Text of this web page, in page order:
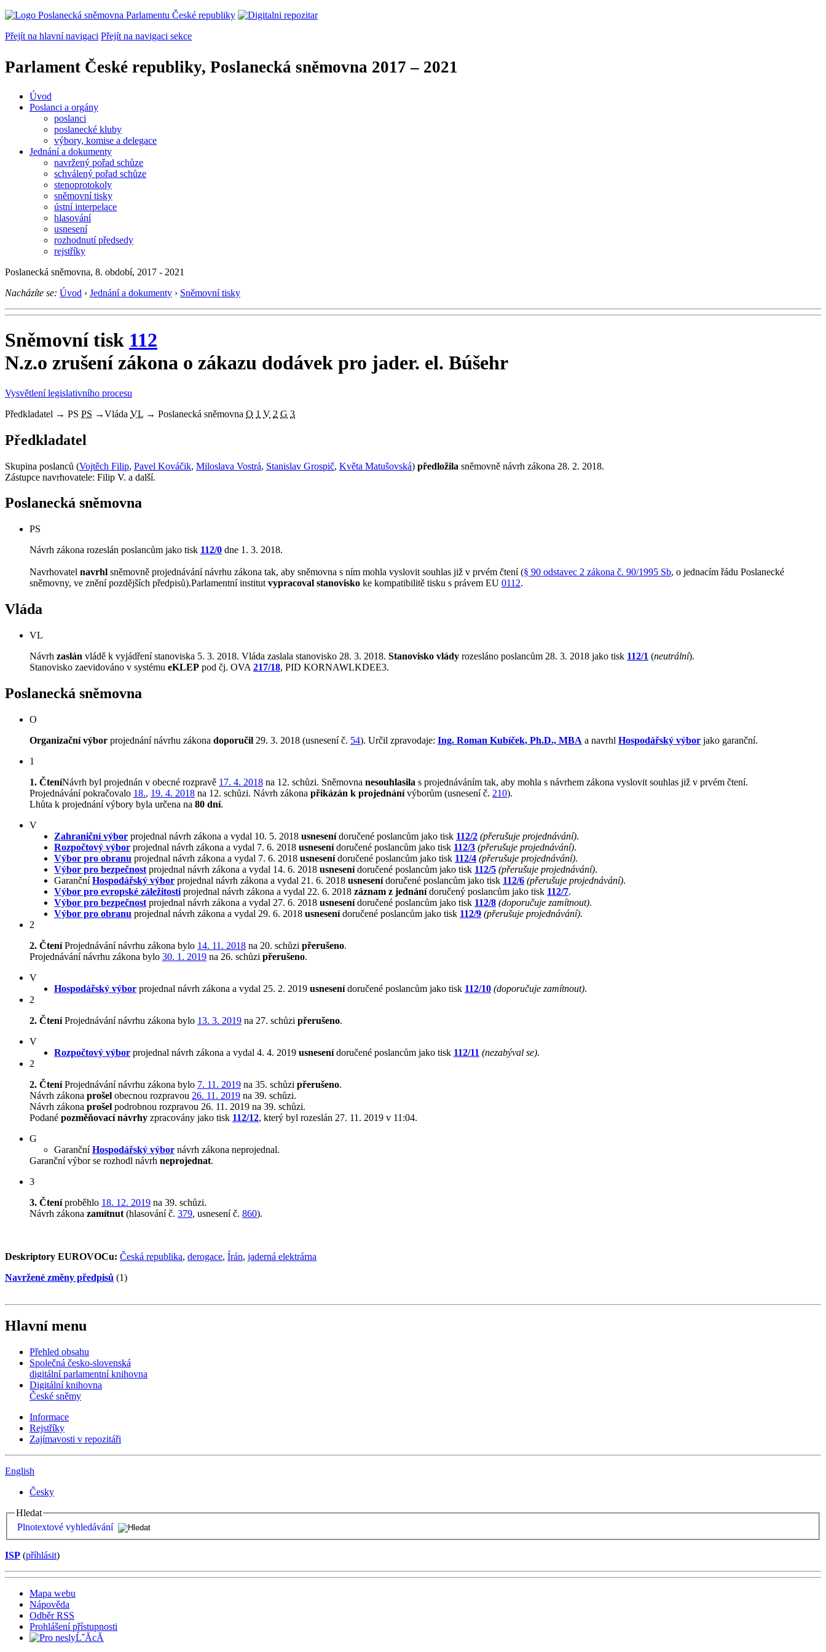
Přejít na hlavní navigaci Přejít na navigaci sekce
Parlament České republiky, Poslanecká sněmovna 2017 – 2021
Úvod
Poslanci a orgány
poslanci
poslanecké kluby
výbory, komise a delegace
Jednání a dokumenty
navržený pořad schůze
schválený pořad schůze
stenoprotokoly
sněmovní tisky
ústní interpelace
hlasování
usnesení
rozhodnutí předsedy
rejstříky
Poslanecká sněmovna, 8. období, 2017 - 2021
Nacházíte se: Úvod › Jednání a dokumenty › Sněmovní tisky
Sněmovní tisk 112
N.z.o zrušení zákona o zákazu dodávek pro jader. el. Búšehr
Vysvětlení legislativního procesu
Předkladatel → PS PS →Vláda VL → Poslanecká sněmovna O 1 V 2 G 3
Předkladatel
Skupina poslanců (Vojtěch Filip, Pavel Kováčik, Miloslava Vostrá, Stanislav Grospič, Květa Matušovská) předložila sněmovně návrh zákona 28. 2. 2018.
Zástupce navrhovatele: Filip V. a další.
Poslanecká sněmovna
PS
Návrh zákona rozeslán poslancům jako tisk 112/0 dne 1. 3. 2018.
Navrhovatel navrhl sněmovně projednávání návrhu zákona tak, aby sněmovna s ním mohla vyslovit souhlas již v prvém čtení (§ 90 odstavec 2 zákona č. 90/1995 Sb, o jednacím řádu Poslanecké
sněmovny, ve znění pozdějších předpisů).Parlamentní institut vypracoval stanovisko ke kompatibilitě tisku s právem EU 0112.
Vláda
VL
Návrh zaslán vládě k vyjádření stanoviska 5. 3. 2018. Vláda zaslala stanovisko 28. 3. 2018. Stanovisko vlády rozesláno poslancům 28. 3. 2018 jako tisk 112/1 (neutrální).
Stanovisko zaevidováno v systému eKLEP pod čj. OVA 217/18, PID KORNAWLKDEE3.
Poslanecká sněmovna
O
Organizační výbor projednání návrhu zákona doporučil 29. 3. 2018 (usnesení č. 54). Určil zpravodaje: Ing. Roman Kubíček, Ph.D., MBA a navrhl Hospodářský výbor jako garanční.
1
1. ČteníNávrh byl projednán v obecné rozpravě 17. 4. 2018 na 12. schůzi. Sněmovna nesouhlasila s projednáváním tak, aby mohla s návrhem zákona vyslovit souhlas již v prvém čtení.
Projednávání pokračovalo 18., 19. 4. 2018 na 12. schůzi. Návrh zákona přikázán k projednánívýborům (usnesení č. 210).
Lhůta k projednání výbory byla určena na 80 dní.
V
Zahraniční výbor projednal návrh zákona a vydal 10. 5. 2018 usnesenídoručené poslancům jako tisk 112/2 (přerušuje projednávání).
Rozpočtový výbor projednal návrh zákona a vydal 7. 6. 2018 usnesenídoručené poslancům jako tisk 112/3 (přerušuje projednávání).
Výbor pro obranu projednal návrh zákona a vydal 7. 6. 2018 usnesenídoručené poslancům jako tisk 112/4 (přerušuje projednávání).
Výbor pro bezpečnost projednal návrh zákona a vydal 14. 6. 2018 usnesenídoručené poslancům jako tisk 112/5 (přerušuje projednávání).
GarančníHospodářský výbor projednal návrh zákona a vydal 21. 6. 2018 usnesenídoručené poslancům jako tisk 112/6 (přerušuje projednávání).
Výbor pro evropské záležitosti projednal návrh zákona a vydal 22. 6. 2018 záznam z jednánídoručený poslancům jako tisk 112/7.
Výbor pro bezpečnost projednal návrh zákona a vydal 27. 6. 2018 usnesenídoručené poslancům jako tisk 112/8 (doporučuje zamítnout).
Výbor pro obranu projednal návrh zákona a vydal 29. 6. 2018 usnesenídoručené poslancům jako tisk 112/9 (přerušuje projednávání).
2
2. ČteníProjednávání návrhu zákona bylo 14. 11. 2018 na 20. schůzi přerušeno.
Projednávání návrhu zákona bylo 30. 1. 2019 na 26. schůzi přerušeno.
V
Hospodářský výbor projednal návrh zákona a vydal 25. 2. 2019 usnesenídoručené poslancům jako tisk 112/10 (doporučuje zamítnout).
2
2. ČteníProjednávání návrhu zákona bylo 13. 3. 2019 na 27. schůzi přerušeno.
V
Rozpočtový výbor projednal návrh zákona a vydal 4. 4. 2019 usnesenídoručené poslancům jako tisk 112/11 (nezabýval se).
2
2. ČteníProjednávání návrhu zákona bylo 7. 11. 2019 na 35. schůzi přerušeno.
Návrh zákona prošel obecnou rozpravou 26. 11. 2019 na 39. schůzi.
Návrh zákona prošel podrobnou rozpravou 26. 11. 2019 na 39. schůzi.
Podané pozměňovací návrhy zpracovány jako tisk 112/12, který byl rozeslán 27. 11. 2019 v 11:04.
G
GarančníHospodářský výbor návrh zákona neprojednal.
Garanční výbor se rozhodl návrh neprojednat.
3
3. Čteníproběhlo 18. 12. 2019 na 39. schůzi.
Návrh zákona zamítnut (hlasování č. 379, usnesení č. 860).
Deskriptory EUROVOCu: Česká republika, derogace, Írán, jaderná elektrárna
Navržené změny předpisů (1)
Hlavní menu
Přehled obsahu
Společná česko-slovenská
digitální parlamentní knihovna
Digitální knihovna
České sněmy
Informace
Rejstříky
Zajímavosti v repozitáři
English
Česky
Hledat
Plnotextové vyhledávání
ISP (příhlásit)
Mapa webu
Nápověda
Odběr RSS
Prohlášení přístupnosti